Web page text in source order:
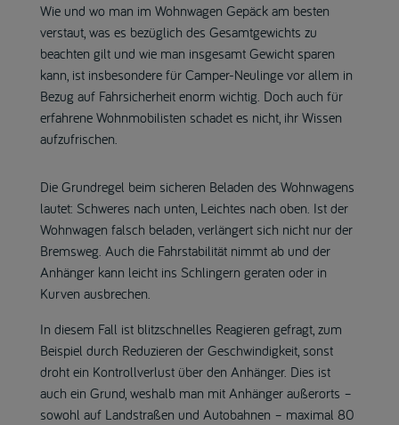
Wie und wo man im Wohnwagen Gepäck am besten
verstaut, was es bezüglich des Gesamtgewichts zu
beachten gilt und wie man insgesamt Gewicht sparen
kann, ist insbesondere für Camper-Neulinge vor allem in
Bezug auf Fahrsicherheit enorm wichtig. Doch auch für
erfahrene Wohnmobilisten schadet es nicht, ihr Wissen
aufzufrischen.
Die Grundregel beim sicheren Beladen des Wohnwagens
lautet: Schweres nach unten, Leichtes nach oben. Ist der
Wohnwagen falsch beladen, verlängert sich nicht nur der
Bremsweg. Auch die Fahrstabilität nimmt ab und der
Anhänger kann leicht ins Schlingern geraten oder in
Kurven ausbrechen.
In diesem Fall ist blitzschnelles Reagieren gefragt, zum
Beispiel durch Reduzieren der Geschwindigkeit, sonst
droht ein Kontrollverlust über den Anhänger. Dies ist
auch ein Grund, weshalb man mit Anhänger außerorts –
sowohl auf Landstraßen und Autobahnen – maximal 80